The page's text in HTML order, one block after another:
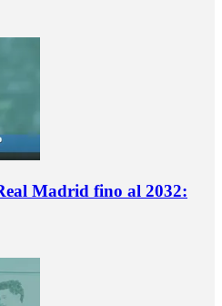
Madrid fino al 2032: